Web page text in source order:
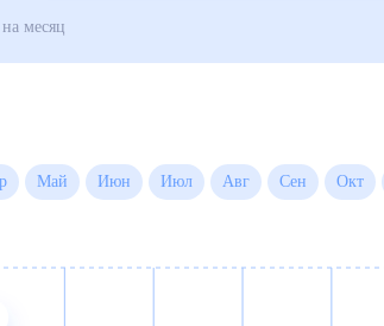
Погода на месяц
Апр Май Июн Июл Авг Сен